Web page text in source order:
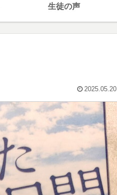
生徒の声
2025.05.20